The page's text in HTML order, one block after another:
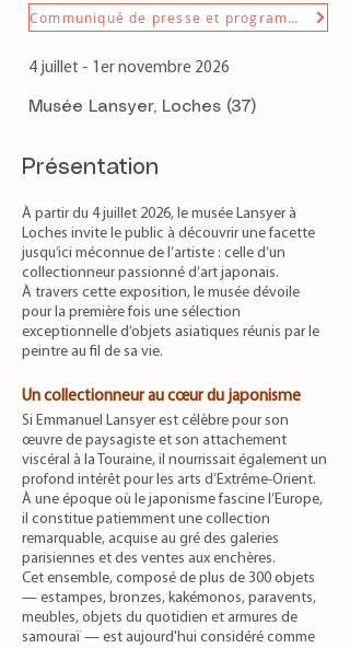
Communiqué de presse et programmation
4 juillet - 1er novembre 2026
Musée Lansyer, Loches (37)
Présentation
À partir du 4 juillet 2026, le musée Lansyer à
Loches invite le public à découvrir une facette
jusqu’ici méconnue de l’artiste : celle d’un
collectionneur passionné d’art japonais.
À travers cette exposition, le musée dévoile
pour la première fois une sélection
exceptionnelle d’objets asiatiques réunis par le
peintre au fil de sa vie.
Un collectionneur au cœur du japonisme
Si Emmanuel Lansyer est célèbre pour son
œuvre de paysagiste et son attachement
viscéral à la Touraine, il nourrissait également un
profond intérêt pour les arts d’Extrême-Orient.
À une époque où le japonisme fascine l’Europe,
il constitue patiemment une collection
remarquable, acquise au gré des galeries
parisiennes et des ventes aux enchères.
Cet ensemble, composé de plus de 300 objets
— estampes, bronzes, kakémonos, paravents,
meubles, objets du quotidien et armures de
samouraï — est aujourd'hui considéré comme